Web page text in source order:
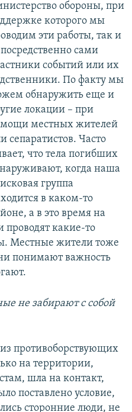
обороны, при
которого мы
эти работы, так и
сами
событий или их
По факту мы
обнаружить еще и
локации – при
местных жителей
сепаратистов. Часто
что тела погибших
когда наша
группа
в каком-то
а в это время на
проводят какие-то
Местные жители тоже
понимают важность
не забирают с собой
противоборствующих
на территории,
шла на контакт,
поставлено условие,
сторонние люди, не